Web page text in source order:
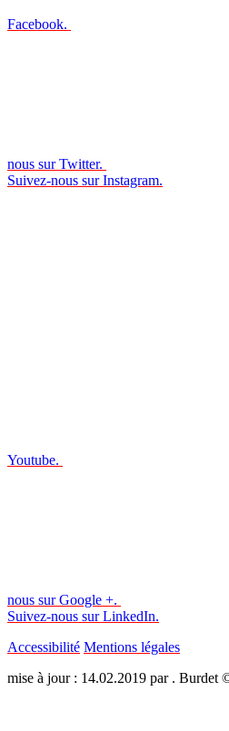
Facebook.
nous sur Twitter.
Suivez-nous sur Instagram.
Youtube.
nous sur Google +.
Suivez-nous sur LinkedIn.
Accessibilité Mentions légales
mise à jour : 14.02.2019 par .